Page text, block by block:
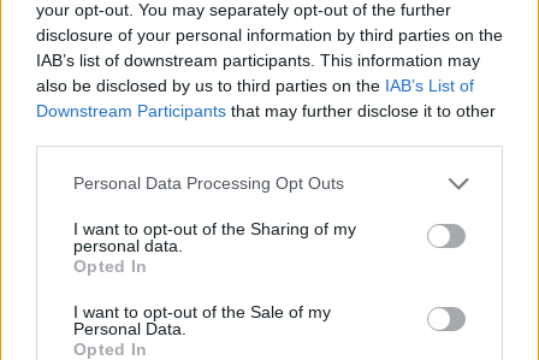
your opt-out. You may separately opt-out of the further
disclosure of your personal information by third parties on the
IAB’s list of downstream participants. This information may
also be disclosed by us to third parties on the IAB’s List of
Downstream Participants that may further disclose it to other
Personal Data Processing Opt Outs
I want to opt-out of the Sharing of my
personal data.
Opted In
I want to opt-out of the Sale of my
Personal Data.
Opted In
σειρές: “Μαρίνα Αυγέρη”, “Το δίχτυ”,
“Αθάνατες Ιστορίες Αγάπης”, “Ένας
Πυγμαλίων”, “Η μενεξεδένια πολιτεία”,
“Λέσχη μυστηρίου”, ” Ο κόσμος και ο
σκληρά καρύδια”, “Οι Ιερόσυλοι”, “Ο
θάνατος του Τιμόθεου Κώνστα”, “Καφενείο
Εμιγκρέκ”, “Η βεντέτα”, “Ο Άγνωστος”,
“Αντίζηλες”, “Το Τραστ”, “Ανατολικός
Άνεμος”, ” Τμήμα Ηθών”, “Κάζα ντι